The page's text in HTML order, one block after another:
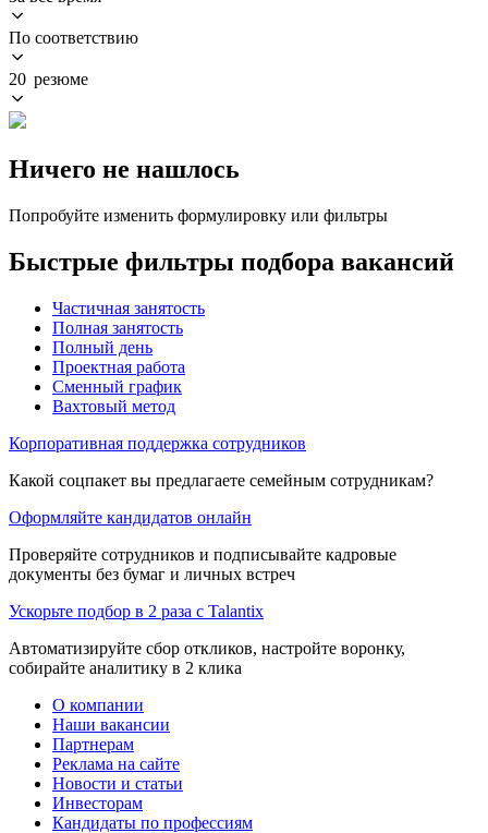
По соответствию
20 резюме
Ничего не нашлось
Попробуйте изменить формулировку или фильтры
Быстрые фильтры подбора вакансий
Частичная занятость
Полная занятость
Полный день
Проектная работа
Сменный график
Вахтовый метод
Корпоративная поддержка сотрудников
Какой соцпакет вы предлагаете семейным сотрудникам?
Оформляйте кандидатов онлайн
Проверяйте сотрудников и подписывайте кадровые
документы без бумаг и личных встреч
Ускорьте подбор в 2 раза с Talantix
Автоматизируйте сбор откликов, настройте воронку,
собирайте аналитику в 2 клика
О компании
Наши вакансии
Партнерам
Реклама на сайте
Новости и статьи
Инвесторам
Кандидаты по профессиям